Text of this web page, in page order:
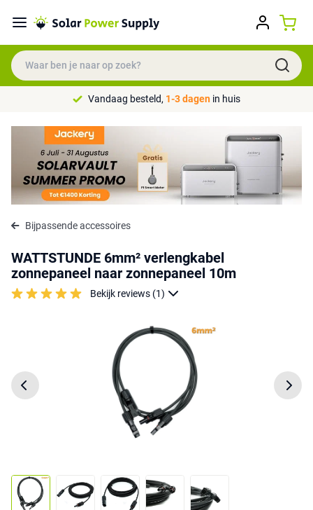
Vandaag besteld, 1-3 dagen in huis
Bijpassende accessoires
WATTSTUNDE 6mm² verlengkabel
zonnepaneel naar zonnepaneel 10m
Bekijk reviews (1)